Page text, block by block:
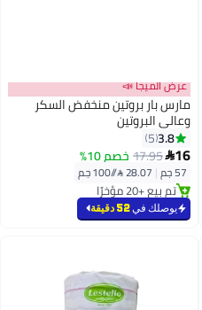
عرض الميجا 📣
مارس بار بروتين منخفض السكر
وعالي البروتين
3.8
5
16
17.95خصم 10%
57 جم |
تم بيع +20 مؤخرًا
تم بيع +20 مؤخرًا
يوصلك في52 دقيقة